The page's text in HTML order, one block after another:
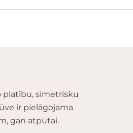
platību, simetrisku
ir pielāgojama
gan atpūtai.